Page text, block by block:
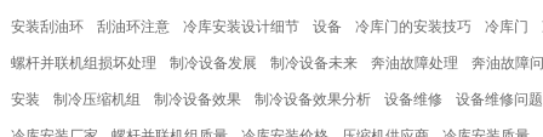
安装刮油环 刮油环注意 冷库安装设计细节 设备 冷库门的安装技巧 冷库门
螺杆并联机组损坏处理 制冷设备发展 制冷设备未来 奔油故障处理 奔油故障
安装 制冷压缩机组 制冷设备效果 制冷设备效果分析 设备维修 设备维修问题